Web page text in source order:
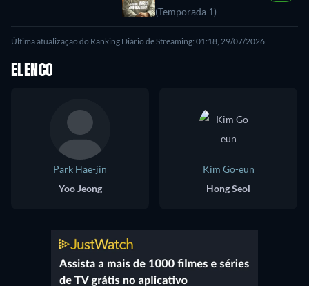
(Temporada 1)
Última atualização do Ranking Diário de Streaming: 01:18, 29/07/2026
ELENCO
Park Hae-jin
Yoo Jeong
Kim Go-eun
Hong Seol